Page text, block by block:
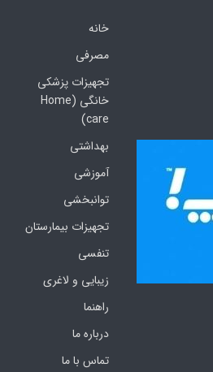
خانه
مصرفی
تجهیزات پزشکی
خانگی (Home
care)
بهداشتی
آموزشی
توانبخشی
تجهیزات بیمارستان
تنفسی
زیبایی و لاغری
راهنما
درباره ما
تماس با ما